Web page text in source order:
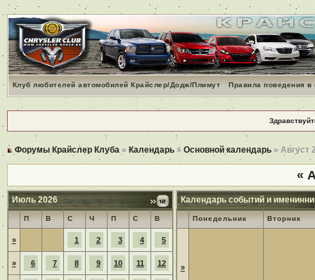
Клуб любителей автомобилей Крайслер/Додж/Плимут Правила поведения
Форумы Крайслер Клуба » Календарь» Основной календарь» Август
«
Июль 2026
П В С Ч П С В
» 1 2 3 4 5
» 6 7 8 9 10 11 12
Календарь событий и
Понедельник Вторник
»